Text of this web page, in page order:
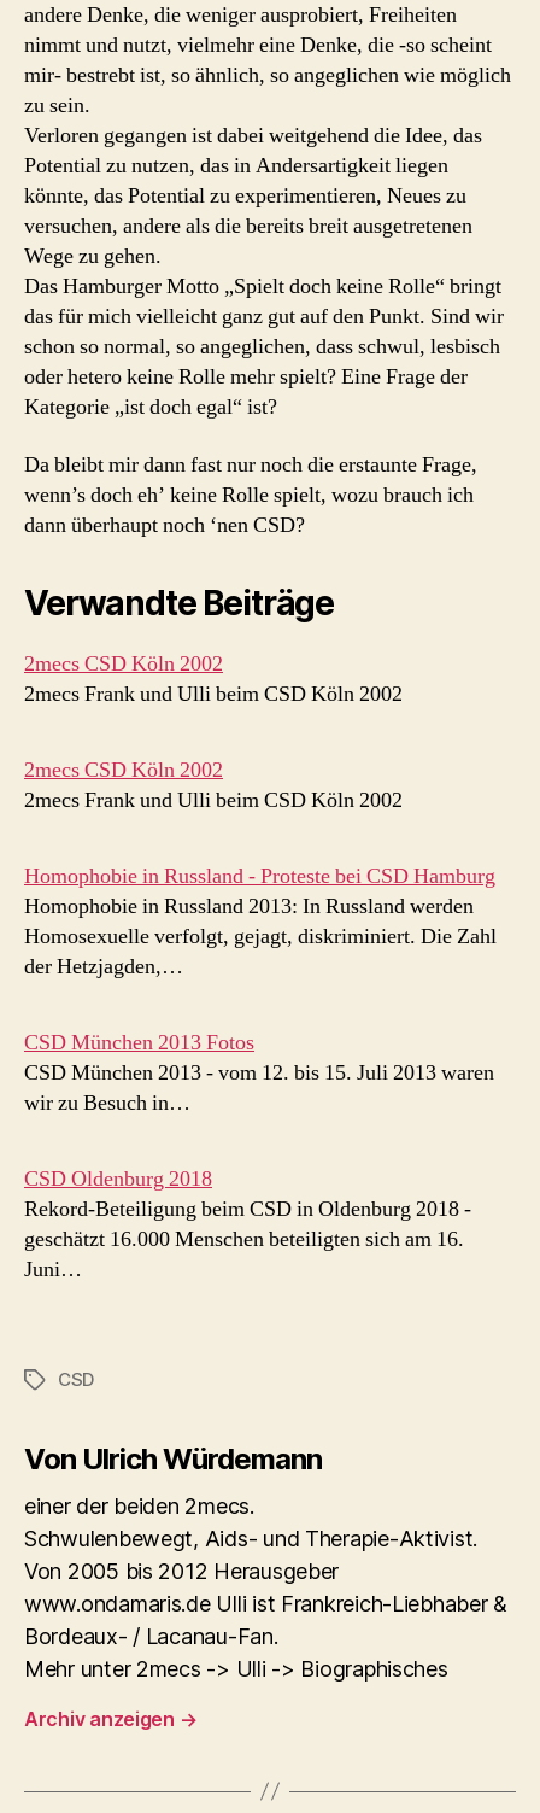
andere Denke, die weniger ausprobiert, Freiheiten
nimmt und nutzt, vielmehr eine Denke, die -so scheint
mir- bestrebt ist, so ähnlich, so angeglichen wie möglich
zu sein.
Verloren gegangen ist dabei weitgehend die Idee, das
Potential zu nutzen, das in Andersartigkeit liegen
könnte, das Potential zu experimentieren, Neues zu
versuchen, andere als die bereits breit ausgetretenen
Wege zu gehen.
Das Hamburger Motto „Spielt doch keine Rolle“ bringt
das für mich vielleicht ganz gut auf den Punkt. Sind wir
schon so normal, so angeglichen, dass schwul, lesbisch
oder hetero keine Rolle mehr spielt? Eine Frage der
Kategorie „ist doch egal“ ist?
Da bleibt mir dann fast nur noch die erstaunte Frage,
wenn’s doch eh’ keine Rolle spielt, wozu brauch ich
dann überhaupt noch ‘nen CSD?
Verwandte Beiträge
2mecs CSD Köln 2002
2mecs Frank und Ulli beim CSD Köln 2002
2mecs CSD Köln 2002
2mecs Frank und Ulli beim CSD Köln 2002
Homophobie in Russland - Proteste bei CSD Hamburg
Homophobie in Russland 2013: In Russland werden
Homosexuelle verfolgt, gejagt, diskriminiert. Die Zahl
der Hetzjagden,…
CSD München 2013 Fotos
CSD München 2013 - vom 12. bis 15. Juli 2013 waren
wir zu Besuch in…
CSD Oldenburg 2018
Rekord-Beteiligung beim CSD in Oldenburg 2018 -
geschätzt 16.000 Menschen beteiligten sich am 16.
Juni…
Schlagwörter
CSD
Von Ulrich Würdemann
einer der beiden 2mecs.
Schwulenbewegt, Aids- und Therapie-Aktivist.
Von 2005 bis 2012 Herausgeber
www.ondamaris.de Ulli ist Frankreich-Liebhaber &
Bordeaux- / Lacanau-Fan.
Mehr unter 2mecs -> Ulli -> Biographisches
Archiv anzeigen →